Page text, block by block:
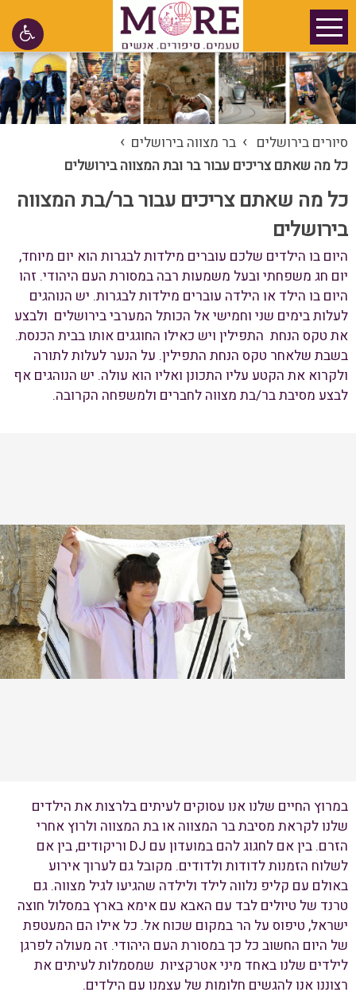
סיורים בירושלים › בר מצווה בירושלים ›
כל מה שאתם צריכים עבור בר ובת המצווה בירושלים
כל מה שאתם צריכים עבור בר/בת המצווה
בירושלים
היום בו הילדים שלכם עוברים מילדות לבגרות הוא יום מיוחד,
יום חג משפחתי ובעל משמעות רבה במסורת העם היהודי. זהו
היום בו הילד או הילדה עוברים מילדות לבגרות. יש הנוהגים
לעלות בימים שני וחמישי אל הכותל המערבי בירושלים ולבצע
את טקס הנחת התפילין ויש כאילו החוגגים אותו בבית הכנסת.
בשבת שלאחר טקס הנחת התפילין. על הנער לעלות לתורה
ולקרוא את הקטע עליו התכונן ואליו הוא עולה. יש הנוהגים אף
לבצע מסיבת בר/בת מצווה לחברים ולמשפחה הקרובה.
במרוץ החיים שלנו אנו עסוקים לעיתים בלרצות את הילדים
שלנו לקראת מסיבת בר המצווה או בת המצווה ולרוץ אחרי
הזרם. בין אם לחגוג להם במועדון עם DJ וריקודים, בין אם
לשלוח הזמנות לדודות ולדודים. מקובל גם לערוך אירוע
באולם עם קליפ נלווה לילד ולילדה שהגיעו לגיל מצווה. גם
טרנד של טיולים לבד עם האבא עם אימא בארץ במסלול חוצה
ישראל, טיפוס על הר במקום שכוח אל. כל אילו הם המעטפת
של היום החשוב כל כך במסורת העם היהודי. זה מעולה לפרגן
לילדים שלנו באחד מיני אטרקציות שמסמלות לעיתים את
רצוננו אנו להגשים חלומות של עצמנו עם הילדים.